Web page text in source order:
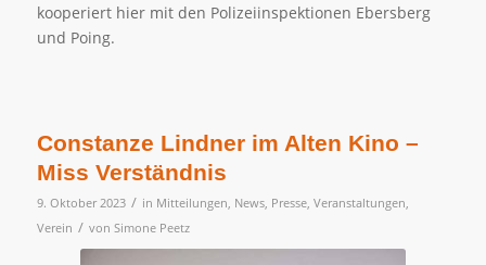
kooperiert hier mit den Polizeiinspektionen Ebersberg
und Poing.
Constanze Lindner im Alten Kino –
Miss Verständnis
9. Oktober 2023 / in Mitteilungen, News, Presse, Veranstaltungen,
Verein / von Simone Peetz